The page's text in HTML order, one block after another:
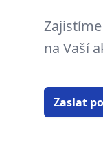
na Vaší
Zaslat